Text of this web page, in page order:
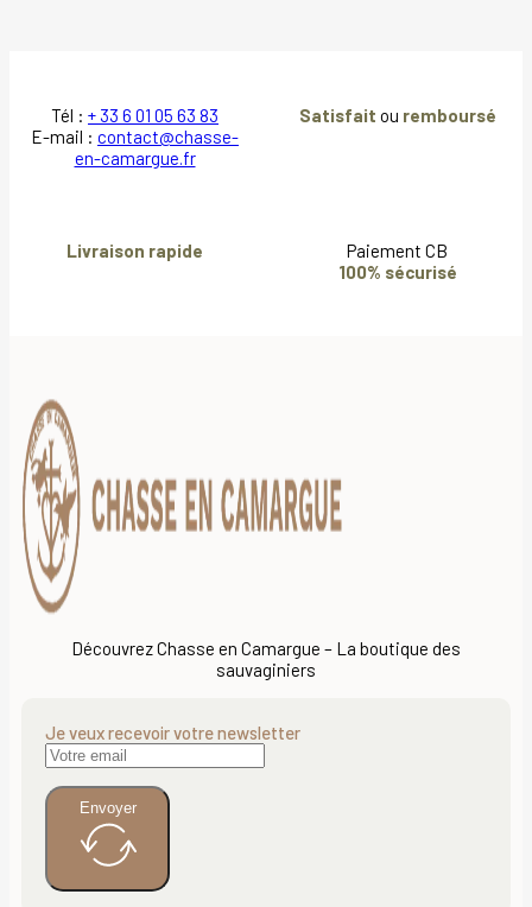
Tél : + 33 6 01 05 63 83
E-mail : contact@chasse-
en-camargue.fr
Satisfait ou remboursé
Livraison rapide
Paiement CB
100% sécurisé
Découvrez Chasse en Camargue – La boutique des
sauvaginiers
Je veux recevoir votre newsletter
Envoyer